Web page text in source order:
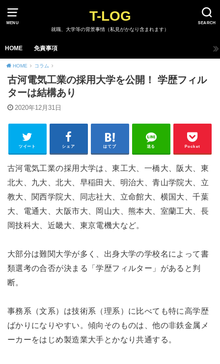
MENU SEARCH
T-LOG
就職、大学等の背景事情（私見がかなり含まれます）
HOME 免責事項
HOME コラム
古河電気工業の採用大学を公開！ 学歴フィル
ターは結構あり
2020年12月31日
ツイート シェア はてブ 送る Pocket
古河電気工業の採用大学は、東工大、一橋大、阪大、東
北大、九大、北大、早稲田大、明治大、青山学院大、立
教大、関西学院大、同志社大、立命館大、横国大、千葉
大、電通大、大阪市大、岡山大、熊本大、室蘭工大、長
岡技科大、近畿大、東京電機大など。
大部分は難関大学が多く、出身大学の学校名によって書
類選考の合否が決まる「学歴フィルター」があると判
断。
事務系（文系）は技術系（理系）に比べても特に高学歴
ばかりになりやすい。傾向そのものは、他の非鉄金属メ
ーカーをはじめ製造業大手とかなり共通する。